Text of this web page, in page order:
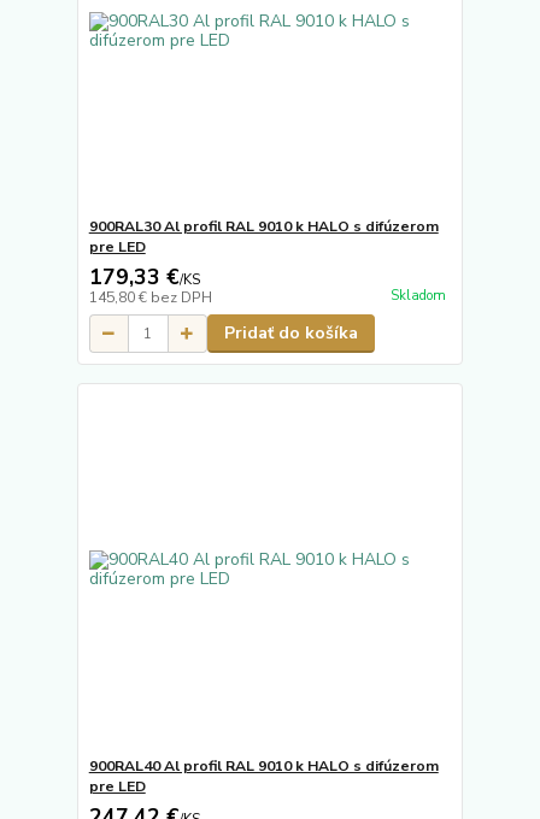
900RAL30 Al profil RAL 9010 k HALO s difúzerom
pre LED
179,33 €/KS
145,80 € bez DPH Skladom
Pridať do košíka
900RAL40 Al profil RAL 9010 k HALO s difúzerom
pre LED